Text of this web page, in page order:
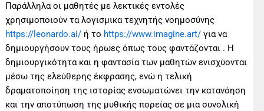
Παράλληλα οι μαθητές με λεκτικές εντολές
χρησιμοποιούν τα λογισμικα τεχνητής νοημοσύνης
https://leonardo.ai/ ή το https://www.imagine.art/ για να
δημιουργήσουν τους ήρωες όπως τους φαντάζονται . Η
δημιουργικότητα και η φαντασία των μαθητών ενισχύονται
μέσω της ελεύθερης έκφρασης, ενώ η τελική
δραματοποίηση της ιστορίας ενσωματώνει την κατανόηση
και την αποτύπωση της μυθικής πορείας σε μια συνολική